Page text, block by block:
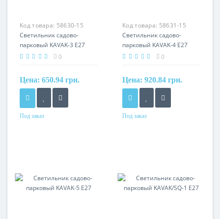
Код товара: 58630-15
Светильник садово-
парковый KAVAK-3 Е27
0
Цена: 650.94 грн.
Под заказ
Код товара: 58631-15
Светильник садово-
парковый KAVAK-4 Е27
0
Цена: 920.84 грн.
Под заказ